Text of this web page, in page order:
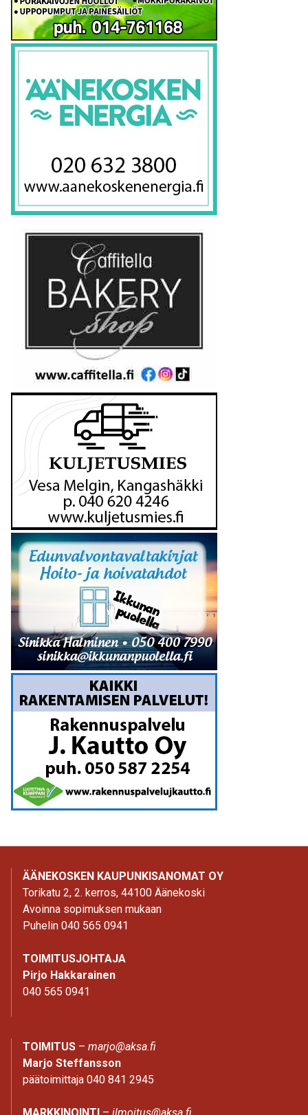
ÄÄNEKOSKEN KAUPUNKISANOMAT OY
Torikatu 2, 2. kerros, 44100 Äänekoski
Avoinna sopimuksen mukaan
Puhelin 040 565 0941
TOIMITUSJOHTAJA
Pirjo Hakkarainen
040 565 0941
TOIMITUS – marjo@aksa.fi
Marjo Steffansson
päätoimittaja 040 841 2945
MARKKINOINTI – ilmoitus@aksa.fi